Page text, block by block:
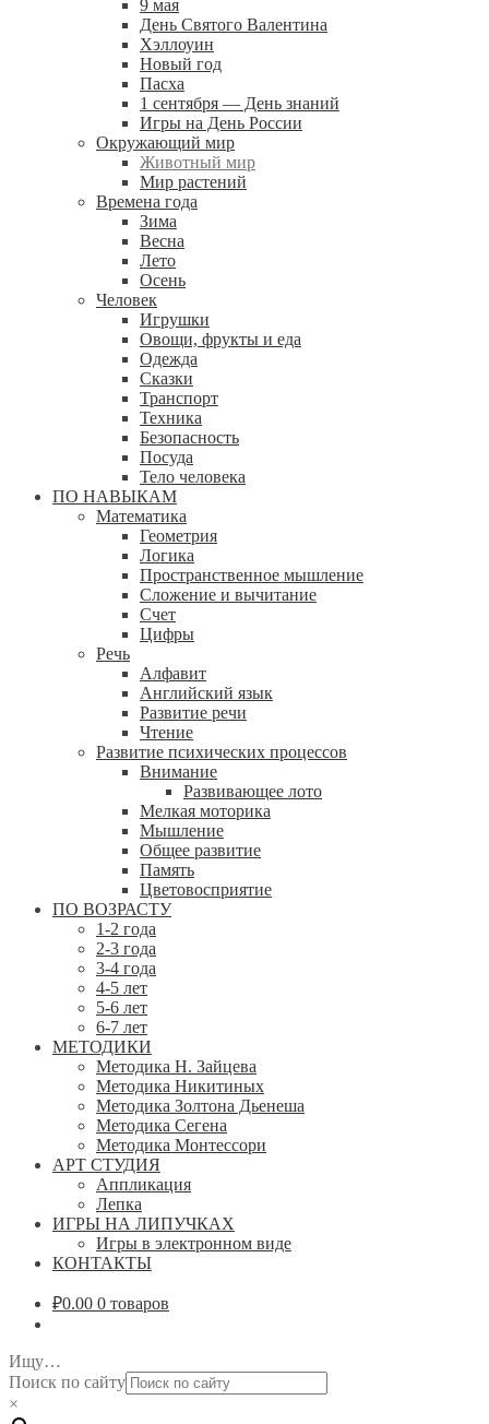
9 мая
День Святого Валентина
Хэллоуин
Новый год
Пасха
1 сентября — День знаний
Игры на День России
Окружающий мир
Животный мир
Мир растений
Времена года
Зима
Весна
Лето
Осень
Человек
Игрушки
Овощи, фрукты и еда
Одежда
Сказки
Транспорт
Техника
Безопасность
Посуда
Тело человека
ПО НАВЫКАМ
Математика
Геометрия
Логика
Пространственное мышление
Сложение и вычитание
Счет
Цифры
Речь
Алфавит
Английский язык
Развитие речи
Чтение
Развитие психических процессов
Внимание
Развивающее лото
Мелкая моторика
Мышление
Общее развитие
Память
Цветовосприятие
ПО ВОЗРАСТУ
1-2 года
2-3 года
3-4 года
4-5 лет
5-6 лет
6-7 лет
МЕТОДИКИ
Методика Н. Зайцева
Методика Никитиных
Методика Золтона Дьенеша
Методика Сегена
Методика Монтессори
АРТ СТУДИЯ
Аппликация
Лепка
ИГРЫ НА ЛИПУЧКАХ
Игры в электронном виде
КОНТАКТЫ
₽0.00 0 товаров
Ищу…
Поиск по сайту
×